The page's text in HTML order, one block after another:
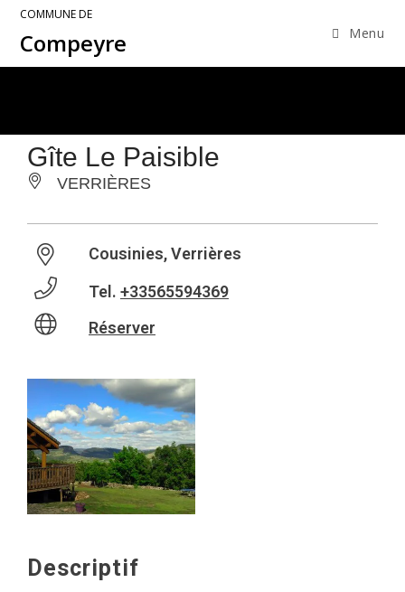
COMMUNE DE
Compeyre Menu
Gîte Le Paisible
VERRIÈRES
Cousinies, Verrières
Tel. +33565594369
Réserver
Descriptif